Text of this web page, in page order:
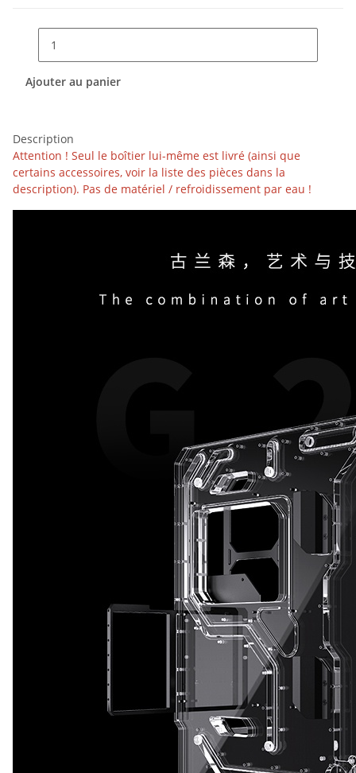
Ajouter au panier
Description
Attention ! Seul le boîtier lui-même est livré (ainsi que
certains accessoires, voir la liste des pièces dans la
description). Pas de matériel / refroidissement par eau !